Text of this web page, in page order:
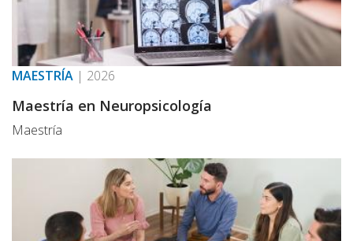
MAESTRÍA | 2026
Maestría en Neuropsicología
Maestría